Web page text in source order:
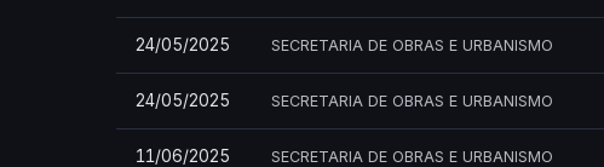
24/05/2025 SECRETARIA DE OBRAS E URBANISMO
24/05/2025 SECRETARIA DE OBRAS E URBANISMO
11/06/2025 SECRETARIA DE OBRAS E URBANISMO